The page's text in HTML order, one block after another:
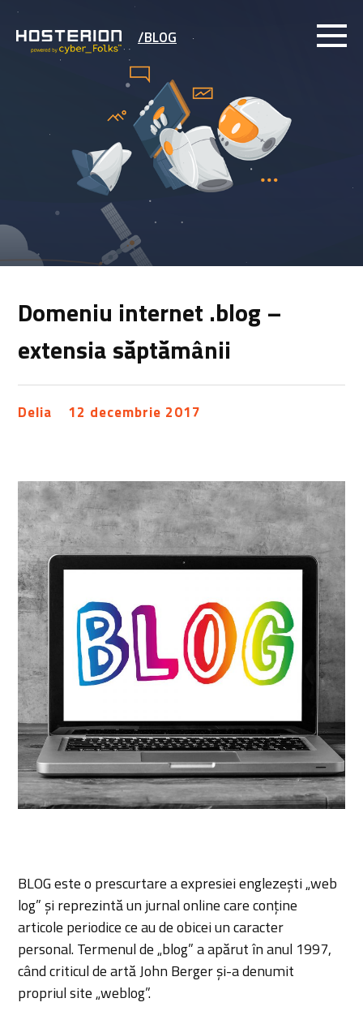
/BLOG
Domeniu internet .blog –
extensia săptămânii
Delia 12 decembrie 2017
BLOG este o prescurtare a expresiei englezești „web
log” și reprezintă un jurnal online care conține
articole periodice ce au de obicei un caracter
personal. Termenul de „blog” a apărut în anul 1997,
când criticul de artă John Berger și-a denumit
propriul site „weblog”.